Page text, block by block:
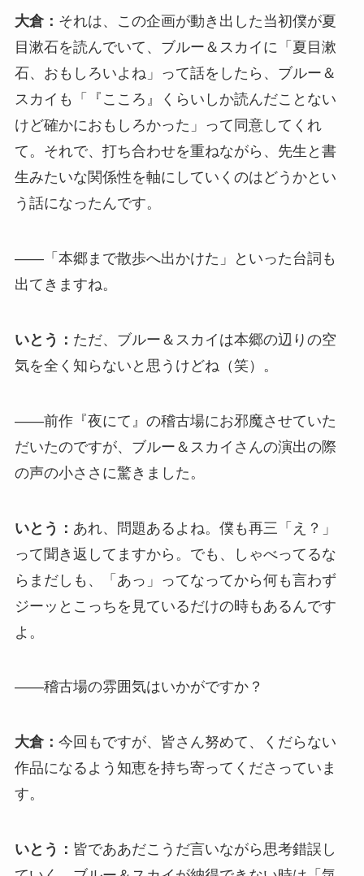
大倉： それは、この企画が動き出した当初僕が夏
目漱石を読んでいて、ブルー＆スカイに「夏目漱
石、おもしろいよね」って話をしたら、ブルー＆
スカイも「『こころ』くらいしか読んだことない
けど確かにおもしろかった」って同意してくれ
て。それで、打ち合わせを重ねながら、先生と書
生みたいな関係性を軸にしていくのはどうかとい
う話になったんです。
――「本郷まで散歩へ出かけた」といった台詞も
出てきますね。
いとう： ただ、ブルー＆スカイは本郷の辺りの空
気を全く知らないと思うけどね（笑）。
――前作『夜にて』の稽古場にお邪魔させていた
だいたのですが、ブルー＆スカイさんの演出の際
の声の小ささに驚きました。
いとう： あれ、問題あるよね。僕も再三「え？」
って聞き返してますから。でも、しゃべってるな
らまだしも、「あっ」ってなってから何も言わず
ジーッとこっちを見ているだけの時もあるんです
よ。
――稽古場の雰囲気はいかがですか？
大倉： 今回もですが、皆さん努めて、くだらない
作品になるよう知恵を持ち寄ってくださっていま
す。
いとう： 皆でああだこうだ言いながら思考錯誤し